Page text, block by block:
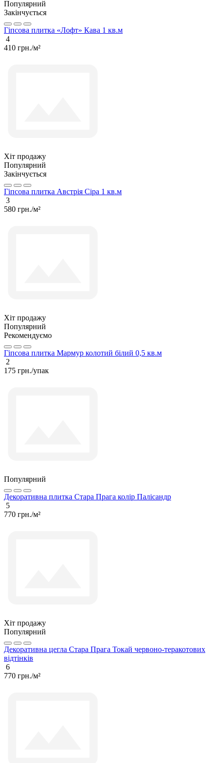
Популярний
Закінчується
Гіпсова плитка «Лофт» Кава 1 кв.м
4
410 грн./м²
Хіт продажу
Популярний
Закінчується
Гіпсова плитка Австрія Сіра 1 кв.м
3
580 грн./м²
Хіт продажу
Популярний
Рекомендуємо
Гіпсова плитка Мармур колотий білий 0,5 кв.м
2
175 грн./упак
Популярний
Декоративна плитка Стара Прага колір Палісандр
5
770 грн./м²
Хіт продажу
Популярний
Декоративна цегла Стара Прага Токай червоно-теракотових
відтінків
6
770 грн./м²